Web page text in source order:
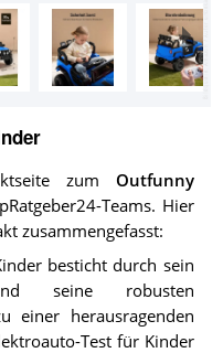
zum Outfunny
Teams. Hier
zusammengefasst:
besticht durch sein
seine robusten
einer herausragenden
Test für Kinder